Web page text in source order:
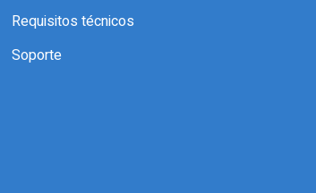
Requisitos técnicos
Soporte